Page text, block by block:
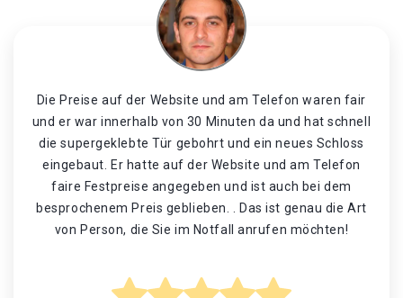
Die Preise auf der Website und am Telefon waren fair
und er war innerhalb von 30 Minuten da und hat schnell
die supergeklebte Tür gebohrt und ein neues Schloss
eingebaut. Er hatte auf der Website und am Telefon
faire Festpreise angegeben und ist auch bei dem
besprochenem Preis geblieben. . Das ist genau die Art
von Person, die Sie im Notfall anrufen möchten!